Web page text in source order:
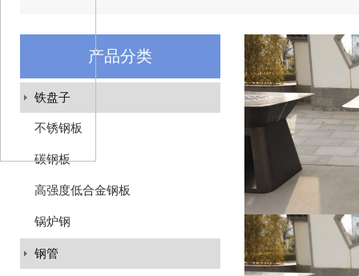
产品分类
铁盘子
不锈钢板
碳钢板
高强度低合金钢板
锅炉钢
钢管